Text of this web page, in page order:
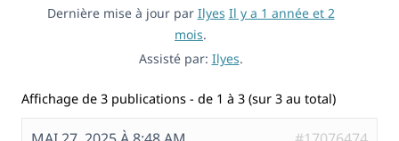
Dernière mise à jour par Ilyes Il y a 1 année et 2
mois.
Assisté par: Ilyes.
Affichage de 3 publications - de 1 à 3 (sur 3 au total)